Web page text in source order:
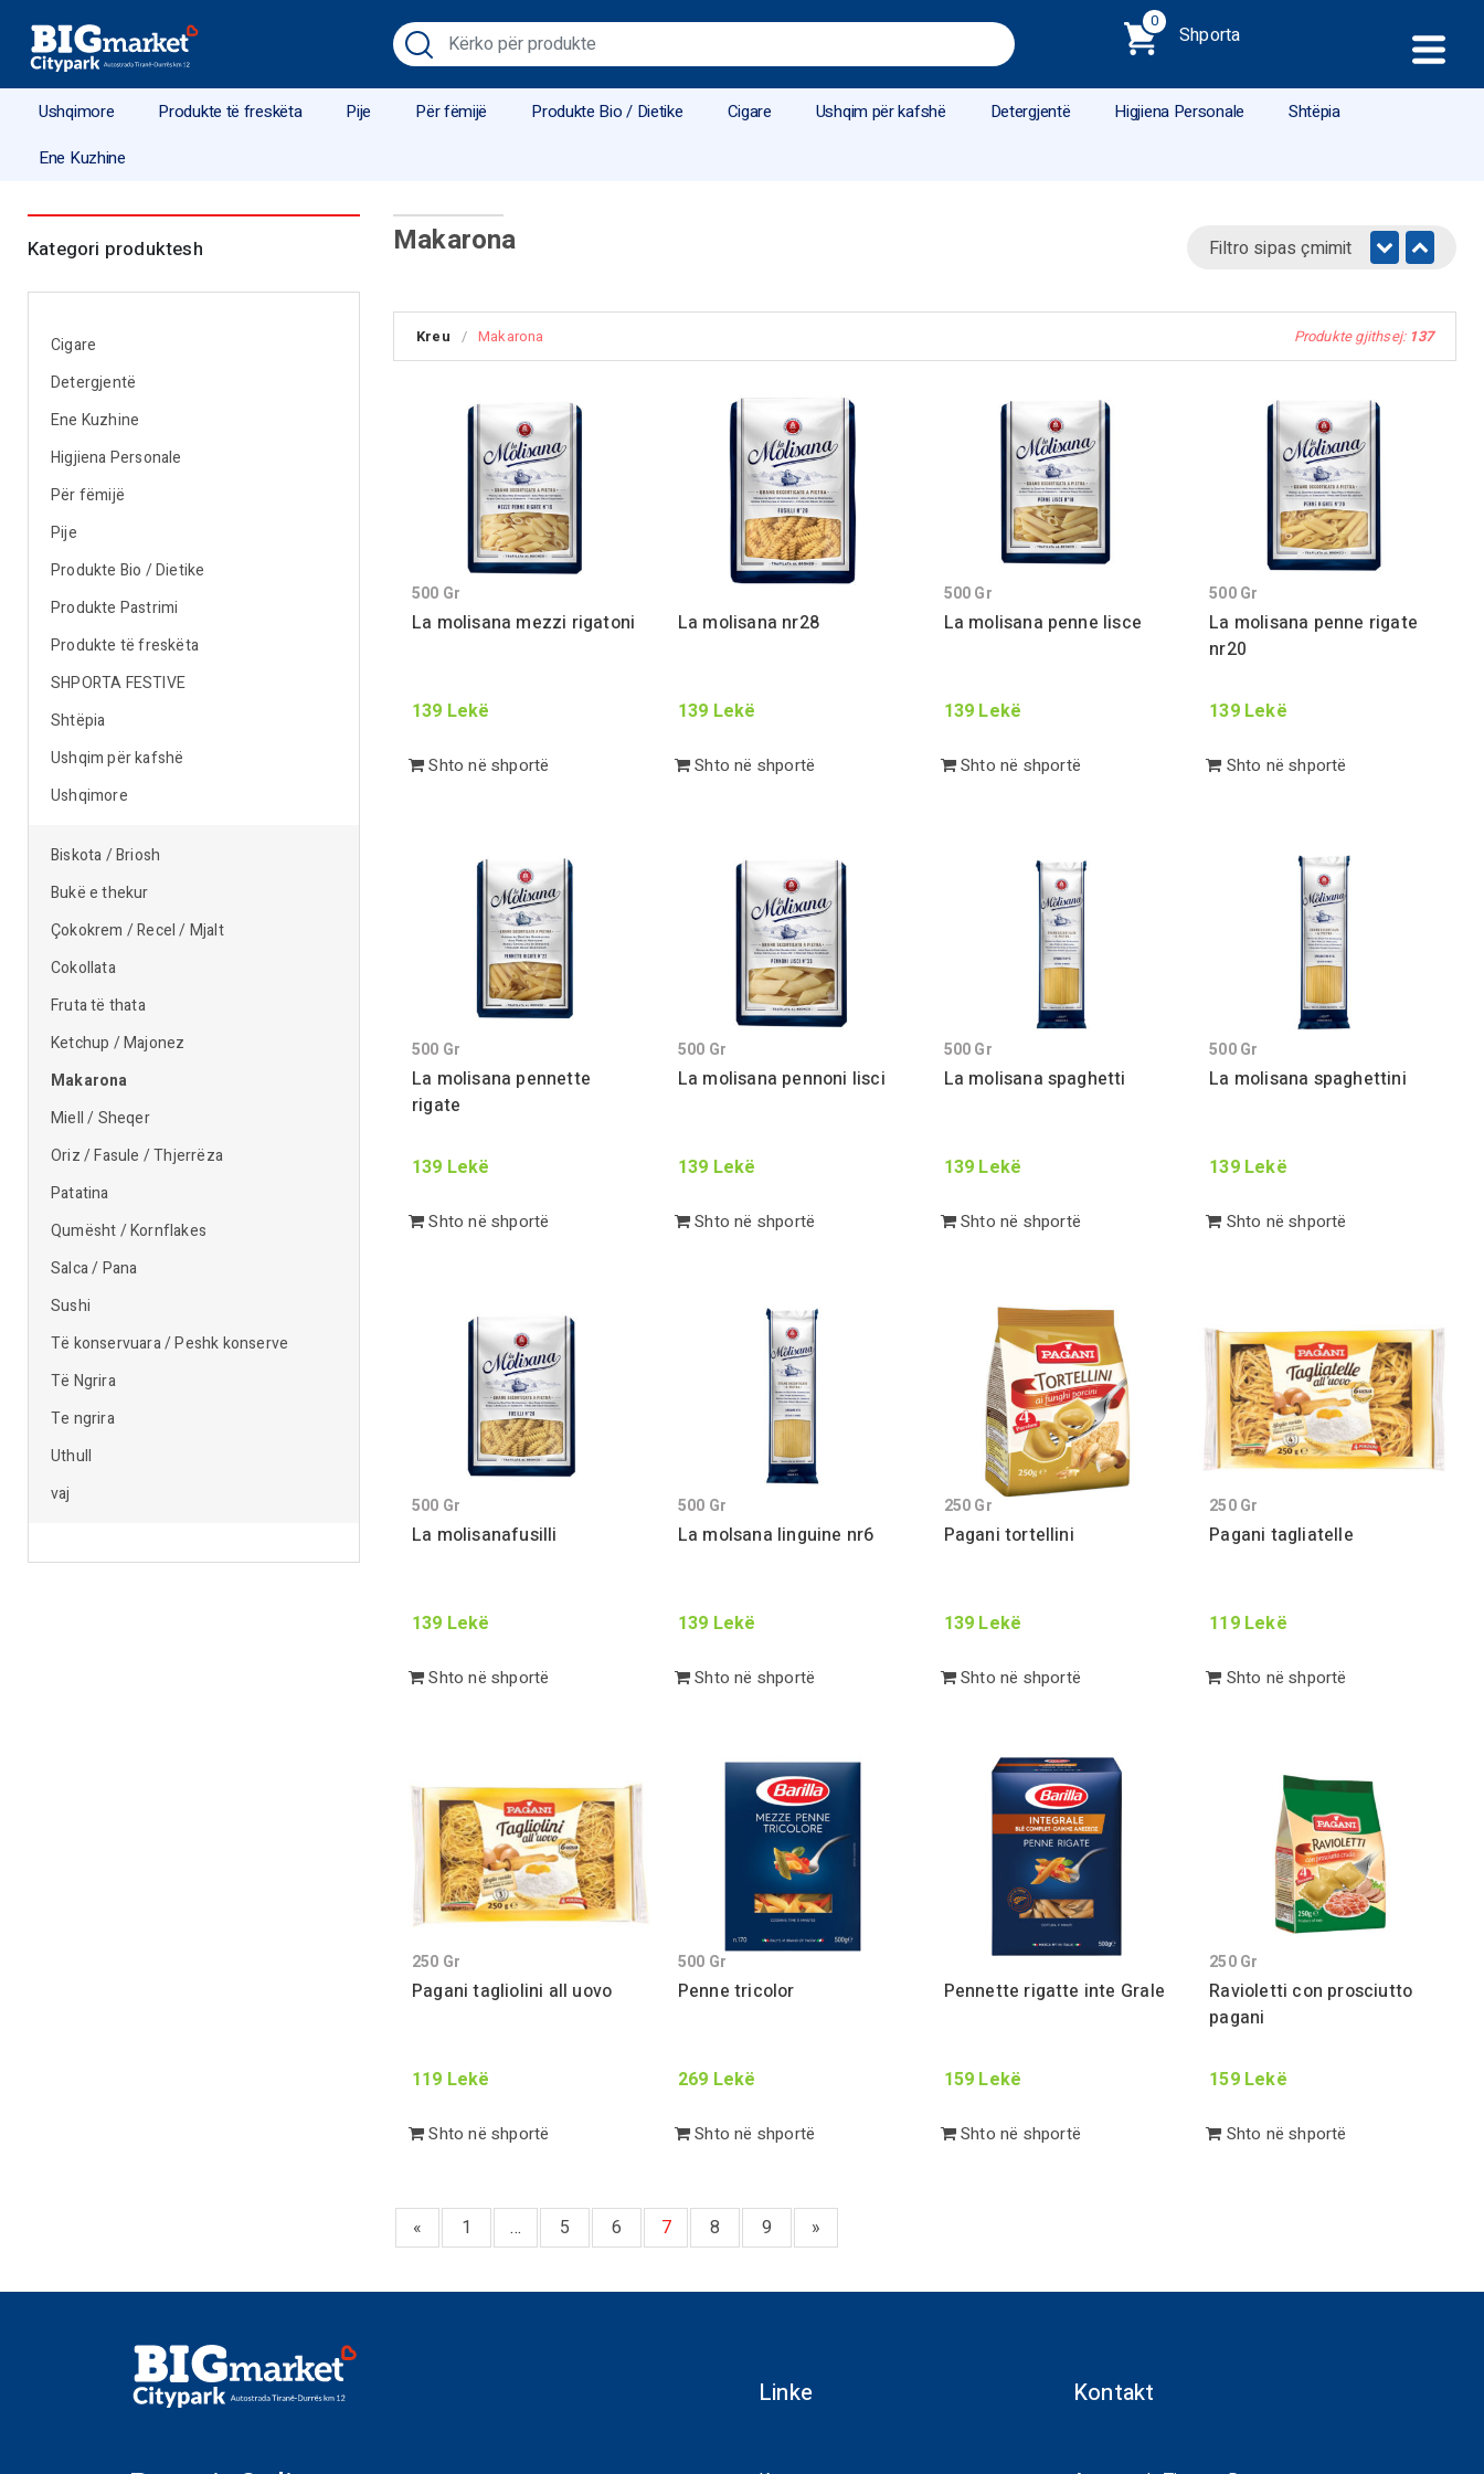
0
Shporta
Ushqimore Produkte të freskëta Pije Për fëmijë Produkte Bio / Dietike Cigare Ushqim për kafshë Detergjentë Higjiena Personale
Shtëpia
Ene Kuzhine
Kategori produktesh
Cigare
Detergjentë
Ene Kuzhine
Higjiena Personale
Për fëmijë
Pije
Produkte Bio / Dietike
Produkte Pastrimi
Produkte të freskëta
SHPORTA FESTIVE
Shtëpia
Ushqim për kafshë
Ushqimore
Biskota / Briosh
Bukë e thekur
Çokokrem / Recel / Mjalt
Cokollata
Fruta të thata
Ketchup / Majonez
Makarona
Miell / Sheqer
Oriz / Fasule / Thjerrëza
Patatina
Qumësht / Kornflakes
Salca / Pana
Sushi
Të konservuara / Peshk konserve
Të Ngrira
Te ngrira
Uthull
vaj
Makarona Filtro sipas çmimit
Kreu / Makarona Produkte gjithsej: 137
La molisana mezzi rigatoni
500 Gr
139 Lekë
Shto në shportë
La molisana nr28
139 Lekë
Shto në shportë
La molisana penne lisce
500Gr
139 Lekë
Shto në shportë
La molisana penne rigate
nr20
500Gr
139Lekë
Shto në shportë
La molisana pennette
rigate
500 Gr
139 Lekë
Shto në shportë
La molisana pennoni lisci
500 Gr
139 Lekë
Shto në shportë
La molisana spaghetti
500Gr
139 Lekë
Shto në shportë
La molisana spaghettini
500Gr
139Lekë
Shto në shportë
La molisanafusilli
500 Gr
139 Lekë
Shto në shportë
La molsana linguine nr6
500 Gr
139 Lekë
Shto në shportë
Pagani tortellini
250Gr
139 Lekë
Shto në shportë
Pagani tagliatelle
250Gr
119Lekë
Shto në shportë
Pagani tagliolini all uovo
250 Gr
119 Lekë
Shto në shportë
Penne tricolor
500 Gr
269 Lekë
Shto në shportë
Pennette rigatte inte Grale
159 Lekë
Shto në shportë
Ravioletti con prosciutto
pagani
250Gr
159Lekë
Shto në shportë
« 1 … 5 6 7 8 9 »
Linke Kontakt